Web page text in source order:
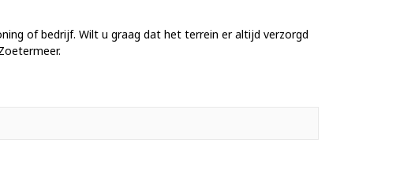
of bedrijf. Wilt u graag dat het terrein er altijd verzorgd